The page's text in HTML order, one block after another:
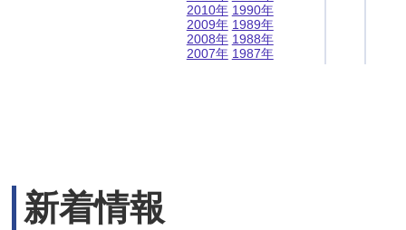
2010年
2009年
2008年
2007年
1990年
1989年
1988年
1987年
新着情報